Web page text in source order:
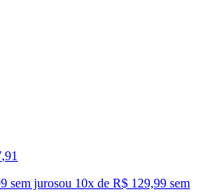
,91
sem jurosou 10x de R$ 129,99 sem